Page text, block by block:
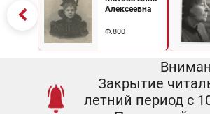
Алексеевна
Ф.800
Закрытие
летний период с